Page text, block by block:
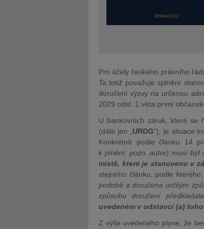
Pro účely českého právního
Ta totiž považuje splnění
doručení výzvy na určenou
2029 odst. 1 věta první
U bankovních záruk, které se
(dále jen „ URDG“), je situace
Konkrétně podle článku 14
k plnění, pozn. autor) musí být
místě, které je stanoveno v
stejného článku, podle kterého:
podobě a doručena určitým
způsobu doručení
uvedeném v odstavci (a)
Z výše uvedeného plyne, že